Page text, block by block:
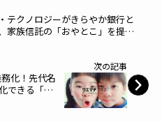
テクノロジーがきらやか銀行と
家族信託の「おやとこ」を提供
次の記事
化！先代名
できる「ウ